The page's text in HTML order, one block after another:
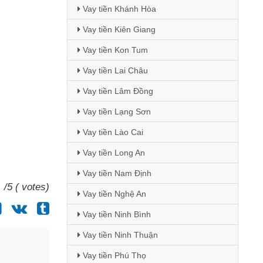
/5 ( votes)
Vay tiền Khánh Hòa
Vay tiền Kiên Giang
Vay tiền Kon Tum
Vay tiền Lai Châu
Vay tiền Lâm Đồng
Vay tiền Lạng Sơn
Vay tiền Lào Cai
Vay tiền Long An
Vay tiền Nam Định
Vay tiền Nghệ An
Vay tiền Ninh Bình
Vay tiền Ninh Thuận
Vay tiền Phú Thọ